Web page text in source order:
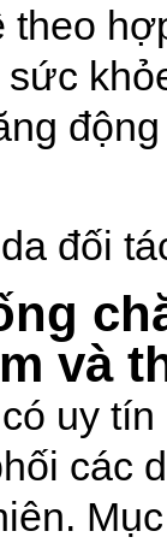
theo
đối
và
uy
các